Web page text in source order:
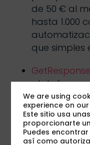
de 50 € al
hasta 1.000
que simples
GetResponse
plataforma
interesantes.
que
We are using
experience on
Este sitio usa
proporcionarte
Puedes
así como